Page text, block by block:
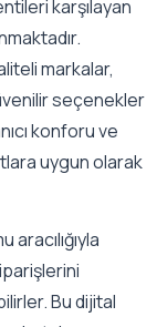
karşılayan
markalar,
seçenekler
konforu ve
uygun olarak
Bu dijital